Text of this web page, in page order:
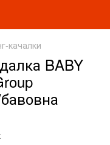
качалки
BABY